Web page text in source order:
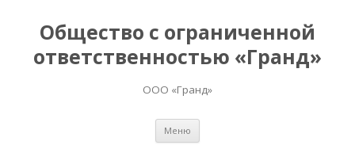
Общество с ограниченной
ответственностью «Гранд»
ООО «Гранд»
Меню